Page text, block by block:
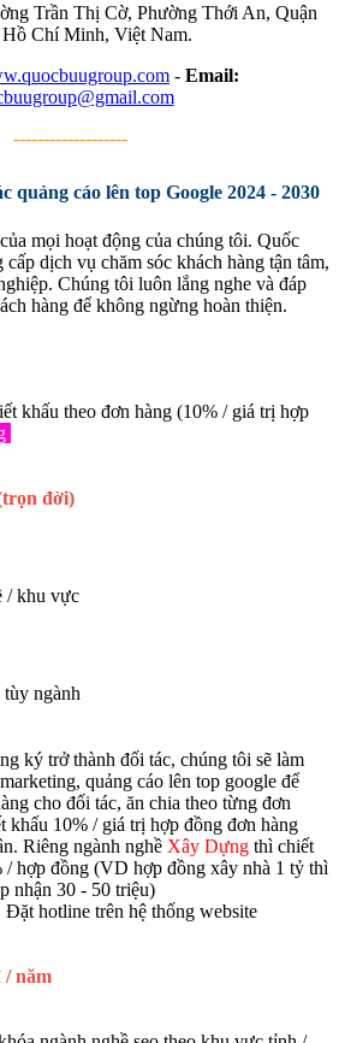
Trần Thị Cờ, Phường Thới An, Quận
Hồ Chí Minh, Việt Nam.
- Email:
-------------------
quảng cáo lên top Google 2024 - 2030
mọi hoạt động của chúng tôi. Quốc
dịch vụ chăm sóc khách hàng tận tâm,
Chúng tôi luôn lắng nghe và đáp
hàng để không ngừng hoàn thiện.
khấu theo đơn hàng (10% / giá trị hợp
đời)
/ khu vực
ngành
ký trở thành đối tác, chúng tôi sẽ làm
quảng cáo lên top google để
cho đối tác, ăn chia theo từng đơn
khấu 10% / giá trị hợp đồng đơn hàng
Riêng ngành nghề Xây Dựng thì chiết
/ hợp đồng (VD hợp đồng xây nhà 1 tỷ thì
nhận 30 - 50 triệu)
Đặt hotline trên hệ thống website
/ năm